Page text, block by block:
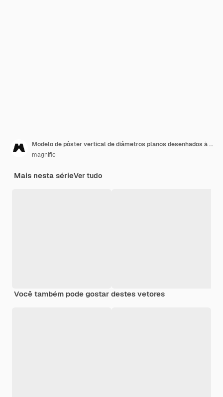
Modelo de pôster vertical de diâmetros planos desenhados à mão
magnific
Mais nesta sérieVer tudo
Você também pode gostar destes vetores